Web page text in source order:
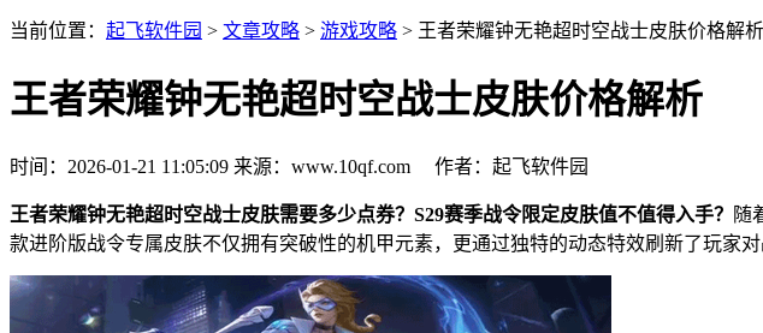
当前位置： 起飞软件园 > 文章攻略 > 游戏攻略 > 王者荣耀钟无艳超时空战士皮肤价格解析
王者荣耀钟无艳超时空战士皮肤价格解析
时间：2026-01-21 11:05:09 来源：www.10qf.com 作者：起飞软件园
王者荣耀钟无艳超时空战士皮肤需要多少点券？S29赛季战令限定皮肤值不值得入手？ 随
款进阶版战令专属皮肤不仅拥有突破性的机甲元素，更通过独特的动态特效刷新了玩家对